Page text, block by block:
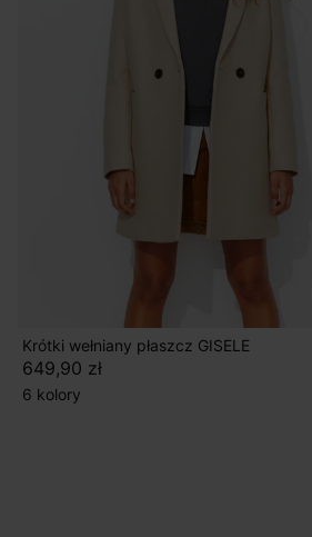
Krótki wełniany płaszcz GISELE
649,90 zł
6 kolory